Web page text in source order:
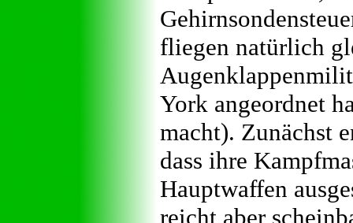
fliegen natürlich
York angeordnet
macht). Zunächst
dass ihre
Hauptwaffen
reicht aber